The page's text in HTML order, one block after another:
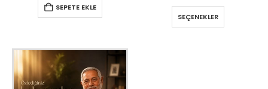
SEPETE EKLE
SEÇENEKLER